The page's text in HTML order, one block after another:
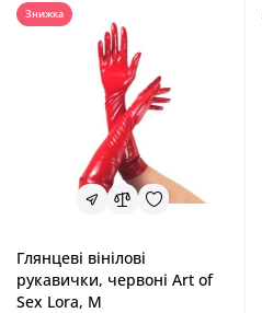
Знижка
Глянцеві вінілові
рукавички, червоні Art of
Sex Lora, M